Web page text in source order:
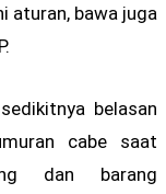
aturan, bawa juga
belasan
cabe saat
dan barang